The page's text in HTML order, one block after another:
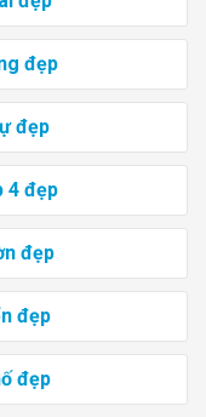
đẹp
đẹp
4 đẹp
đẹp
đẹp
đẹp